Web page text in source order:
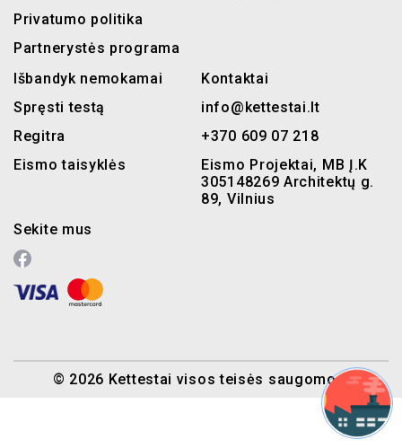
Privatumo politika
Partnerystės programa
Išbandyk nemokamai
Spręsti testą
Regitra
Eismo taisyklės
Sekite mus
Kontaktai
info@kettestai.lt
+370 609 07 218
Eismo Projektai, MB Į.K
305148269 Architektų g.
89, Vilnius
© 2026 Kettestai visos teisės saugomos.